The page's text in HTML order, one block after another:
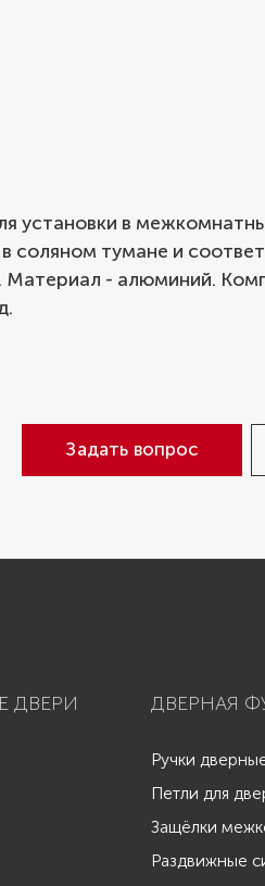
установки в
соляном тумане и
Материал - алюминий.
Задать вопрос
ДВЕРИ ДВЕРНАЯ
Ручки
Петли для
Защёлки
Раздвижные